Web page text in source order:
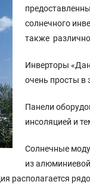
солнечного
также
Инверторы
очень просты в
Панели
инсоляцией и
Солнечные
из
располагается